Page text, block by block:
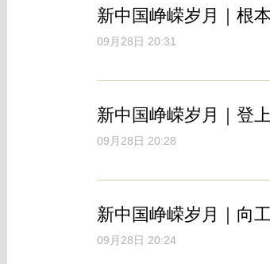
新中国峥嵘岁月｜根
09月28日 20:31
新中国峥嵘岁月｜登
09月28日 20:28
新中国峥嵘岁月｜向
09月28日 20:24